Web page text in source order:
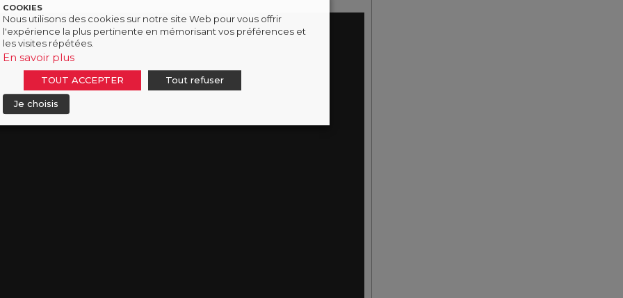
COOKIES
Nous utilisons des cookies sur notre site Web pour vous offrir
l'expérience la plus pertinente en mémorisant vos préférences et
les visites répétées.
En savoir plus
TOUT ACCEPTER Tout refuser
Je choisis